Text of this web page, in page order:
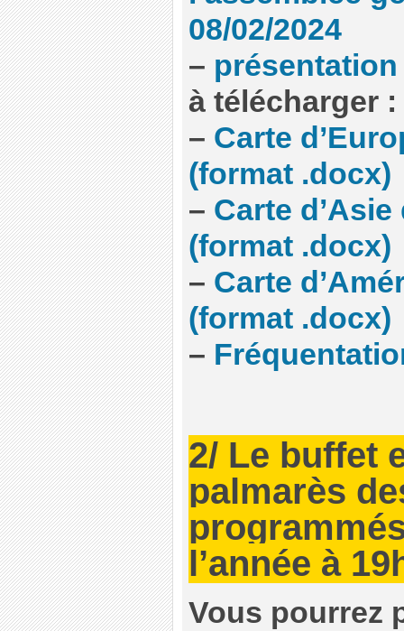
08/02/2024
– présentation
à télécharger :
– Carte
(format .docx)
– Carte
(format .docx)
– Carte
(format .docx)
–
2/ Le buffet
palmarès
l’année à
Vous pourrez